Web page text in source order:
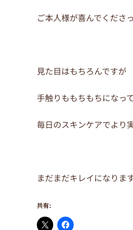
ご本人様が喜んでくださ
見た目はもちろんですが
手触りももちもちになっ
毎日のスキンケアでより
まだまだキレイになりま
共有: